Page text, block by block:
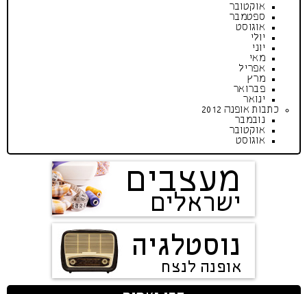
אוקטובר
ספטמבר
אוגוסט
יולי
יוני
מאי
אפריל
מרץ
פברואר
ינואר
כתבות אופנה 2012
נובמבר
אוקטובר
אוגוסט
מעצבים
ישראלים
נוסטלגיה
אופנה לנצח